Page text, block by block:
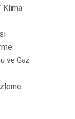
Klima
ve Gaz